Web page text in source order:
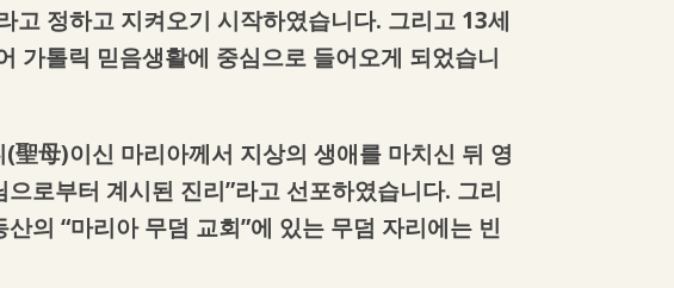
정하고 지켜오기 시작하였습니다. 그리고 13세
가톨릭 믿음생활에 중심으로 들어오게 되었습니
母)이신 마리아께서 지상의 생애를 마치신 뒤 영
로부터 계시된 진리”라고 선포하였습니다. 그리
의 “마리아 무덤 교회”에 있는 무덤 자리에는 빈